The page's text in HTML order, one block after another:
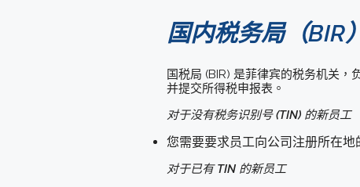
国内税务局（BIR）
国税局 (BIR) 是菲律宾的税务机关
并提交所得税申报表。
对于没有税务识别号 (TIN) 的新员工
您需要要求员工向公司注册所在地
对于已有 TIN 的新员工